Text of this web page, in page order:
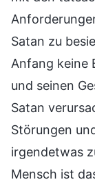
Satan zu
Anfang keine
und seinen
Satan
Störungen
irgendetwas
Mensch ist